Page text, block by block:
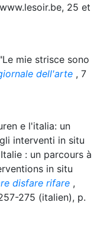
25 et
mie strisce sono
dell'arte , 7
e l'italia: un
interventi in situ
: un parcours à
in situ
disfare rifare ,
275 (italien), p.